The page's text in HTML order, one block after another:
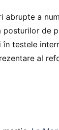
abrupte a
posturilor de
testele
al